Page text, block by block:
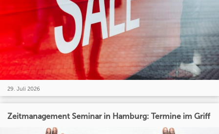
29. Juli 2026
Zeitmanagement Seminar in Hamburg: Termine im Griff